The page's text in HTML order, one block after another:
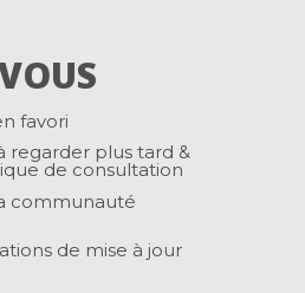
favori
regarder plus tard &
de consultation
communauté
de mise à jour